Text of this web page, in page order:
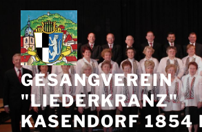
Zum
Inhalt
springen
GESANGVEREIN
"LIEDERKRANZ"
KASENDORF 1854